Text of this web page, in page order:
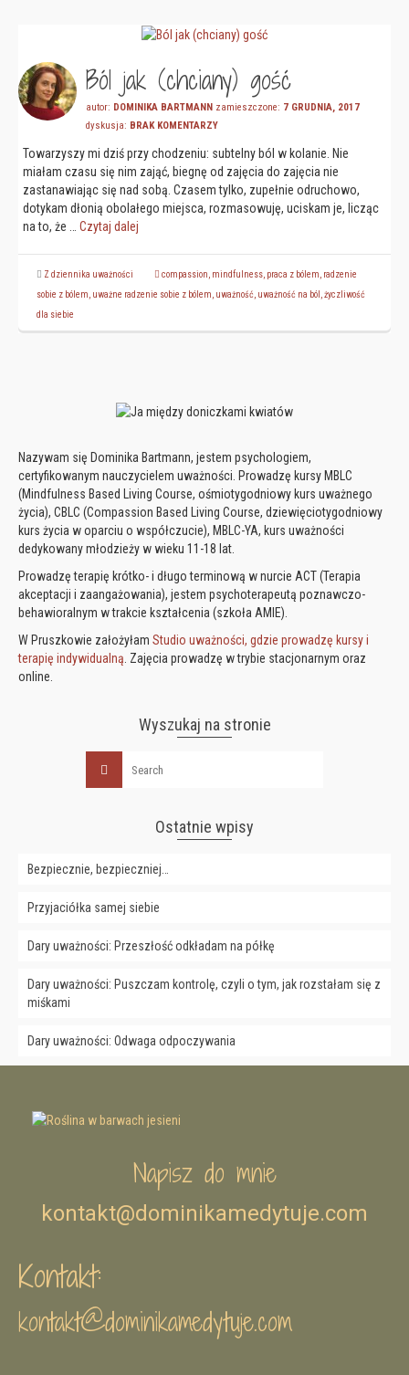
Ból jak (chciany) gość
autor: DOMINIKA BARTMANN zamieszczone: 7 GRUDNIA, 2017
dyskusja: BRAK KOMENTARZY
Towarzyszy mi dziś przy chodzeniu: subtelny ból w kolanie. Nie
miałam czasu się nim zająć, biegnę od zajęcia do zajęcia nie
zastanawiając się nad sobą. Czasem tylko, zupełnie odruchowo,
dotykam dłonią obolałego miejsca, rozmasowuję, uciskam je, licząc
na to, że … Czytaj dalej
Z dziennika uważności compassion mindfulness praca z bólem radzenie
sobie z bólem uważne radzenie sobie z bólem uważność uważność na ból
życzliwość
dla siebie
Nazywam się Dominika Bartmann, jestem psychologiem,
certyfikowanym nauczycielem uważności. Prowadzę kursy MBLC
(Mindfulness Based Living Course, ośmiotygodniowy kurs uważnego
życia), CBLC (Compassion Based Living Course, dziewięciotygodniowy
kurs życia w oparciu o współczucie), MBLC-YA, kurs uważności
dedykowany młodzieży w wieku 11-18 lat.
Prowadzę terapię krótko- i długo terminową w nurcie ACT (Terapia
akceptacji i zaangażowania), jestem psychoterapeutą poznawczo-
behawioralnym w trakcie kształcenia (szkoła AMIE).
W Pruszkowie założyłam Studio uważności, gdzie prowadzę kursy i
terapię indywidualną. Zajęcia prowadzę w trybie stacjonarnym oraz
online.
Wyszukaj na stronie
Ostatnie wpisy
Bezpiecznie, bezpieczniej…
Przyjaciółka samej siebie
Dary uważności: Przeszłość odkładam na półkę
Dary uważności: Puszczam kontrolę, czyli o tym, jak rozstałam się z
miśkami
Dary uważności: Odwaga odpoczywania
Napisz do mnie
kontakt@dominikamedytuje.com
Kontakt:
kontakt@dominikamedytuje.com